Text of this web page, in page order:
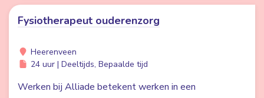
Fysiotherapeut ouderenzorg
Heerenveen
24 uur | Deeltijds, Bepaalde tijd
Werken bij Alliade betekent werken in een